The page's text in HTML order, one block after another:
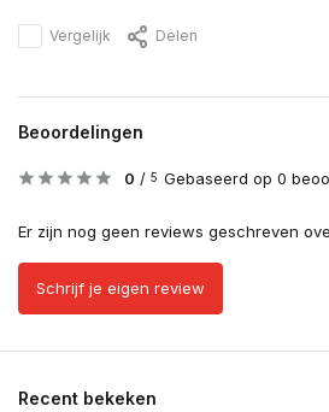
Vergelijk Delen
Beoordelingen
0 / 5 Gebaseerd op 0
Er zijn nog geen reviews geschreven
Schrijf je eigen review
Recent bekeken